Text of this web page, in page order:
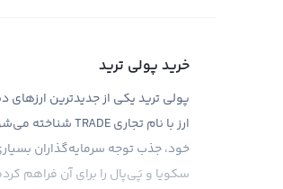
خرید پولی ترید
خود، جذب توجه سرمایه‌گذاران
سکویا و پَی‌پال را برای آن فراهم